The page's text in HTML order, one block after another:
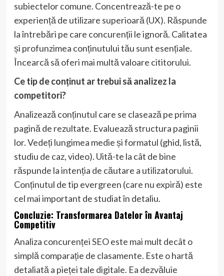
subiectelor comune. Concentrează-te pe o
experiență de utilizare superioară (UX). Răspunde
la întrebări pe care concurenții le ignoră. Calitatea
și profunzimea conținutului tău sunt esențiale.
Încearcă să oferi mai multă valoare cititorului.
Ce tip de conținut ar trebui să analizez la
competitori?
Analizează conținutul care se clasează pe prima
pagină de rezultate. Evaluează structura paginii
lor. Vedeți lungimea medie și formatul (ghid, listă,
studiu de caz, video). Uită-te la cât de bine
răspunde la intenția de căutare a utilizatorului.
Conținutul de tip evergreen (care nu expiră) este
cel mai important de studiat în detaliu.
Concluzie: Transformarea Datelor în Avantaj
Competitiv
Analiza concurenței SEO este mai mult decât o
simplă comparație de clasamente. Este o hartă
detaliată a pieței tale digitale. Ea dezvăluie